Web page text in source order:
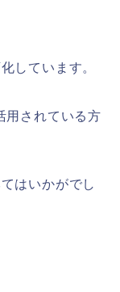
しています。
用されている方
はいかがでし